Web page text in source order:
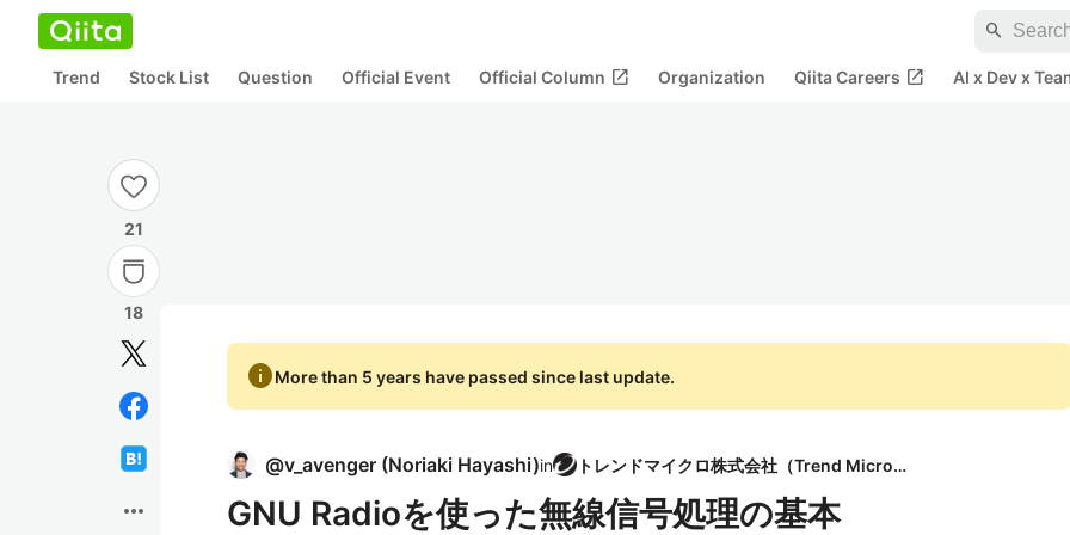
search
Trend Stock List Question Official Event Official Column open_in_new Organization Qiita Careers open_in_new AI x Dev x
21
18
more_horiz
infoMore than 5 years have passed since last update.
@v_avenger (Noriaki Hayashi)in トレンドマイクロ株式会社（Trend Micro）
GNU Radioを使った無線信号処理の基本